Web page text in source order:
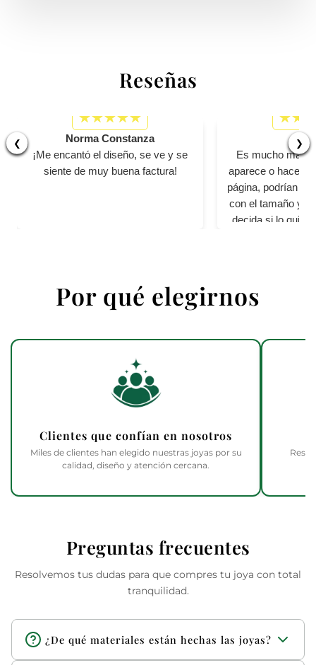
Reseñas
❮ ❯
Norma Constanza
¡Me encantó el diseño, se ve y se
siente de muy buena factura!
Es mucho más
aparece o hacen
página, podrían
con el tamaño y
decida si lo
Por qué elegirnos
Clientes que confían en nosotros
Miles de clientes han elegido nuestras joyas por su
calidad, diseño y atención cercana.
Preguntas frecuentes
Resolvemos tus dudas para que compres tu joya con total
tranquilidad.
¿De qué materiales están hechas las joyas?